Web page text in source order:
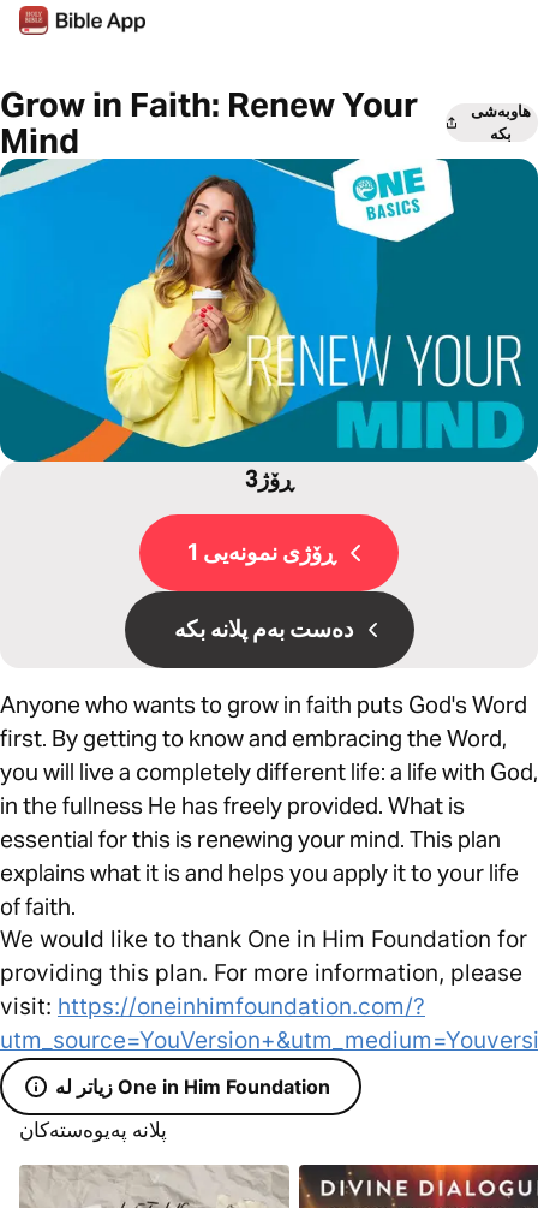
Grow in Faith: Renew Your
Mind
هاوبەشی
بکە
3ڕۆژ
ڕۆژی نمونەیی 1
دەست بەم پلانە بکە
Anyone who wants to grow in faith puts God's Word
first. By getting to know and embracing the Word,
you will live a completely different life: a life with God,
in the fullness He has freely provided. What is
essential for this is renewing your mind. This plan
explains what it is and helps you apply it to your life
of faith.
We would like to thank One in Him Foundation for
providing this plan. For more information, please
visit: https://oneinhimfoundation.com/?
زیاتر لە One in Him Foundation
پلانە پەیوەستەکان